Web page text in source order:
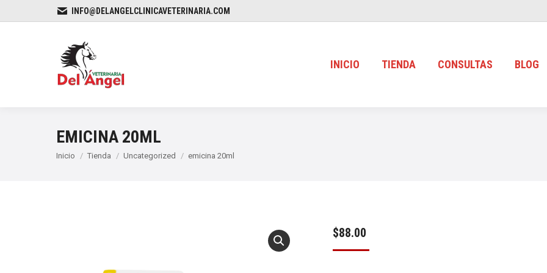
INFO@DELANGELCLINICAVETERINARIA.COM
INICIO TIENDA CONSULTAS BLOG
EMICINA 20ML
Estás aquí:
Inicio Tienda Uncategorized emicina 20ml
$88.00